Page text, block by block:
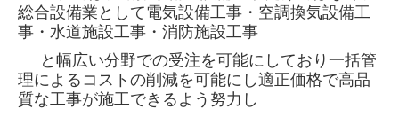
総合設備業として電気設備工事・空調換気設備工
事・水道施設工事・消防施設工事
と幅広い分野での受注を可能にしており 一括管
理による コストの削減を可能にし適正価格で高品
質な工事が施工できるよう努力し